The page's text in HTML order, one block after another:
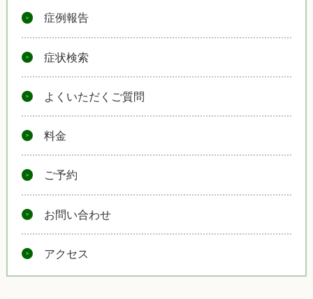
症例報告
症状検索
よくいただくご質問
料金
ご予約
お問い合わせ
アクセス